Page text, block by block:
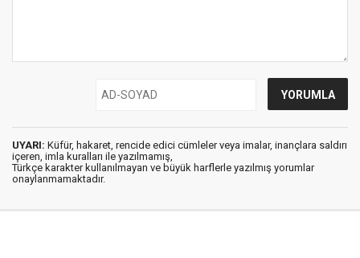
UYARI: Küfür, hakaret, rencide edici cümleler veya imalar, inançlara saldırı
içeren, imla kuralları ile yazılmamış,
Türkçe karakter kullanılmayan ve büyük harflerle yazılmış yorumlar
onaylanmamaktadır.